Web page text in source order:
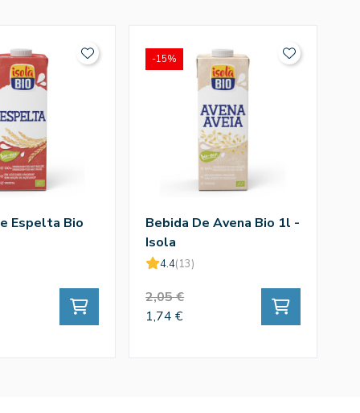
Espelta Bio
Bebida De Avena Bio 1l -
Isola
4.4(13)
2,05 €
1,74 €
-15%